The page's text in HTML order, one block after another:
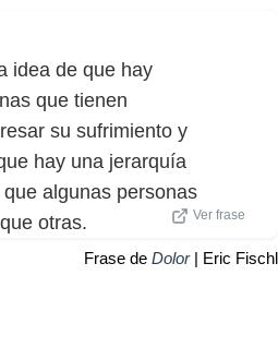
idea de que hay
que tienen
su sufrimiento y
hay una jerarquía
algunas personas
otras.
Ver frase
Frase de Dolor| Eric Fischl